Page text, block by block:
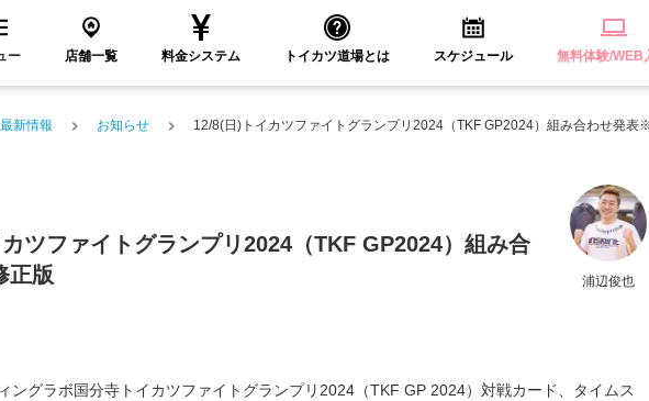
ー 店舗一覧 料金システム トイカツ道場とは スケジュール 無料体験/WEB
最新情報 お知らせ 12/8(日)トイカツファイトグランプリ2024（TKF GP2024）組み合わせ発表
浦辺俊也
ツファイトグランプリ2024（TKF GP2024）組み合
正版
ングラボ国分寺トイカツファイトグランプリ2024（TKF GP 2024）対戦カード、タイムス